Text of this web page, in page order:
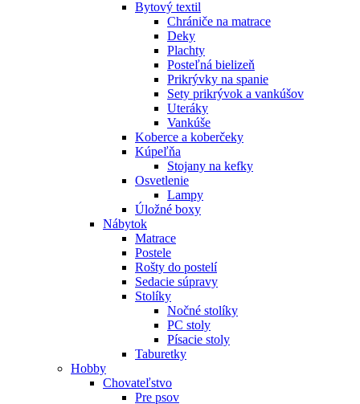
Bytový textil
Chrániče na matrace
Deky
Plachty
Posteľná bielizeň
Prikrývky na spanie
Sety prikrývok a vankúšov
Uteráky
Vankúše
Koberce a koberčeky
Kúpeľňa
Stojany na kefky
Osvetlenie
Lampy
Úložné boxy
Nábytok
Matrace
Postele
Rošty do postelí
Sedacie súpravy
Stolíky
Nočné stolíky
PC stoly
Písacie stoly
Taburetky
Hobby
Chovateľstvo
Pre psov